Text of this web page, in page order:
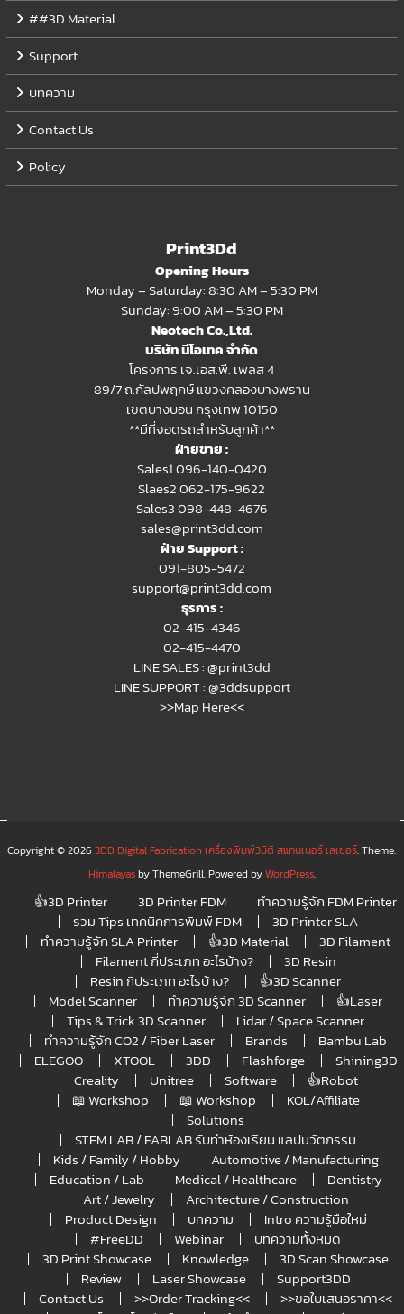
##3D Material
Support
บทความ
Contact Us
Policy
Print3Dd
Opening Hours
Monday – Saturday: 8:30 AM – 5:30 PM
Sunday: 9:00 AM – 5:30 PM
Neotech Co.,Ltd.
บริษัท นีโอเทค จำกัด
โครงการ เจ.เอส.พี. เพลส 4
89/7 ถ.กัลปพฤกษ์ แขวงคลองบางพราน
เขตบางบอน กรุงเทพ 10150
**มีที่จอดรถสำหรับลูกค้า**
ฝ่ายขาย :
Sales1 096-140-0420
Slaes2062-175-9622
Sales3 098-448-4676
sales@print3dd.com
ฝ่าย Support :
091-805-5472
support@print3dd.com
ธุรการ :
02-415-4346
02-415-4470
LINE SALES :@print3dd
LINE SUPPORT :@3ddsupport
>>Map Here<<
Copyright © 20263DD Digital Fabrication เครื่องพิมพ์3มิติ สแกนเนอร์ เลเซอร์. Theme:
Himalayasby ThemeGrill. Powered byWordPress.
👍3D Printer 3D Printer FDM
ทำความรู้จัก FDM Printer
รวม Tips เทคนิคการพิมพ์ FDM
3D Printer SLA
ทำความรู้จัก SLA Printer
👍3D Material
3D Filament
Filament กี่ประเภท อะไรบ้าง?
3D Resin
Resin กี่ประเภท อะไรบ้าง?
👍3D Scanner
Model Scanner
ทำความรู้จัก 3D Scanner
👍Laser
Tips & Trick 3D Scanner
Lidar / Space Scanner
ทำความรู้จัก CO2 / Fiber Laser
Brands
Bambu Lab
ELEGOO
XTOOL 3DD Flashforge
Shining3D
Creality
Unitree Software
👍Robot
📖 Workshop
📖 Workshop
KOL/Affiliate
Solutions
STEM LAB / FABLAB รับทำห้องเรียน แลปนวัตกรรม
Kids / Family / Hobby
Automotive / Manufacturing
Education / Lab
Medical / Healthcare
Dentistry
Art / Jewelry
Architecture / Construction
Product Design
บทความ
Intro ความรู้มือใหม่
#FreeDD
Webinar
บทความทั้งหมด
3D Print Showcase
Knowledge
3D Scan Showcase
Review
Laser Showcase
Support3DD
Contact Us
>>Order Tracking<<
>>ขอใบเสนอราคา<<